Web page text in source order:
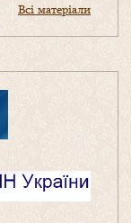
Всі матеріали